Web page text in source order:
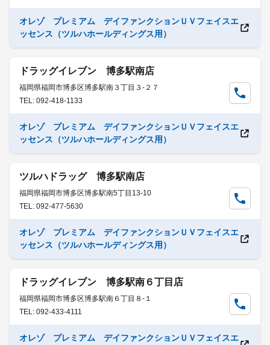
オレゾ プレミアム デイファンクションＵＶフェイスエ
ッセンス（ツルハホールディングス用）
ドラッグイレブン 博多駅南店
福岡県福岡市博多区博多駅南３丁目３-２７
TEL: 092-418-1133
オレゾ プレミアム デイファンクションＵＶフェイスエ
ッセンス（ツルハホールディングス用）
ツルハドラッグ 博多駅南店
福岡県福岡市博多区博多駅南5丁目13-10
TEL: 092-477-5630
オレゾ プレミアム デイファンクションＵＶフェイスエ
ッセンス（ツルハホールディングス用）
ドラッグイレブン 博多駅南６丁目店
福岡県福岡市博多区博多駅南６丁目８-１
TEL: 092-433-4111
オレゾ プレミアム デイファンクションＵＶフェイスエ